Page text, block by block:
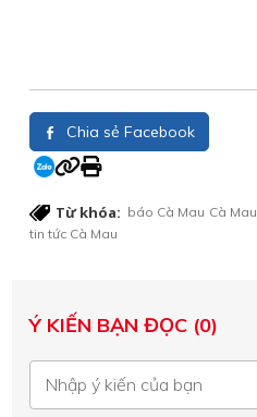
Chia sẻ Facebook
Từ khóa: báo Cà Mau Cà Mau
tin tức Cà Mau
Ý KIẾN BẠN ĐỌC (0)